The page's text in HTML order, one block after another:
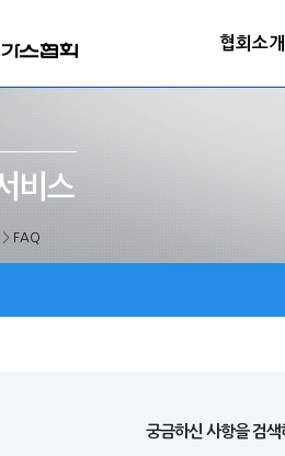
협회소개
> FAQ
궁금하신 사항을 검색